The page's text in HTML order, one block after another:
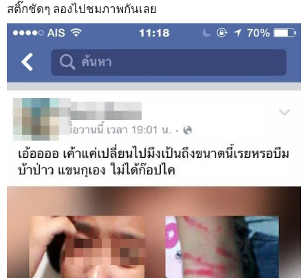
สติ๊กชัดๆ ลองไปชมภาพกันเลย